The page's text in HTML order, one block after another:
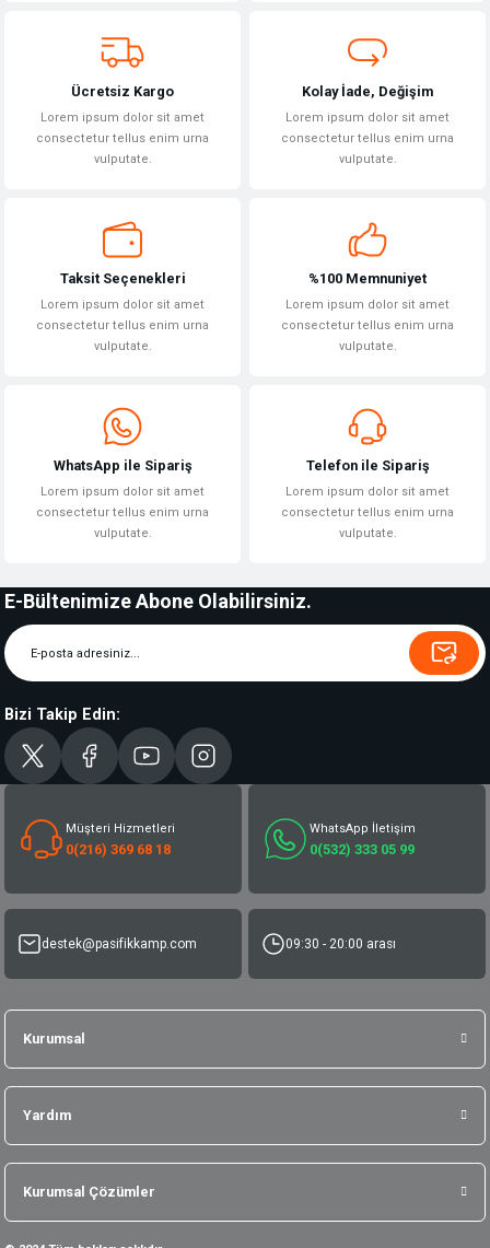
Bu ürüne benzer farklı alternatifler olmalı.
Ücretsiz Kargo
Lorem ipsum dolor sit amet
consectetur tellus enim urna
vulputate.
Kolay İade, Değişim
Lorem ipsum dolor sit amet
consectetur tellus enim urna
vulputate.
Taksit Seçenekleri
Lorem ipsum dolor sit amet
consectetur tellus enim urna
vulputate.
%100 Memnuniyet
Lorem ipsum dolor sit amet
consectetur tellus enim urna
vulputate.
WhatsApp ile Sipariş
Lorem ipsum dolor sit amet
consectetur tellus enim urna
vulputate.
Telefon ile Sipariş
Lorem ipsum dolor sit amet
consectetur tellus enim urna
vulputate.
E-Bültenimize Abone Olabilirsiniz.
Bizi Takip Edin:
Müşteri Hizmetleri
0(216) 369 68 18
WhatsApp İletişim
0(532) 333 05 99
destek@pasifikkamp.com 09:30 - 20:00 arası
Kurumsal
Yardım
Kurumsal Çözümler